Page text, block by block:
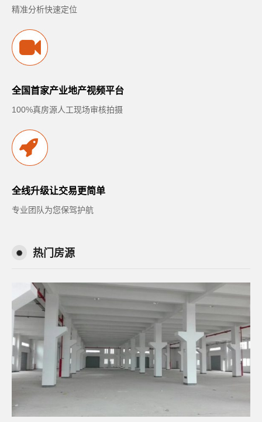
精准分析快速定位
全国首家产业地产视频平台
100%真房源人工现场审核拍摄
全线升级让交易更简单
专业团队为您保驾护航
热门房源